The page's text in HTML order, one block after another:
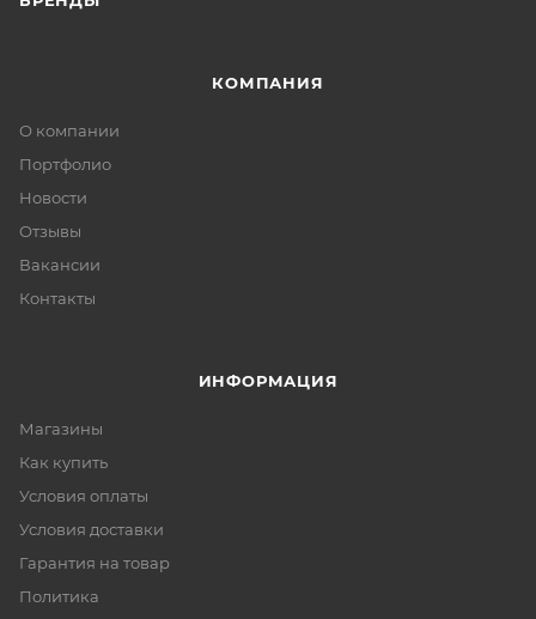
КОМПАНИЯ
О компании
Портфолио
Новости
Отзывы
Вакансии
Контакты
ИНФОРМАЦИЯ
Магазины
Как купить
Условия оплаты
Условия доставки
Гарантия на товар
Политика